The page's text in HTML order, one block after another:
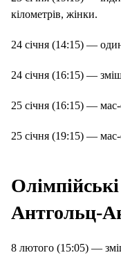
кілометрів, жінки.
24 січня (14:15) —
24 січня (16:15) —
25 січня (16:15) — мас-
25 січня (19:15) — мас-
Антгольц-
8 лютого (15:05) —